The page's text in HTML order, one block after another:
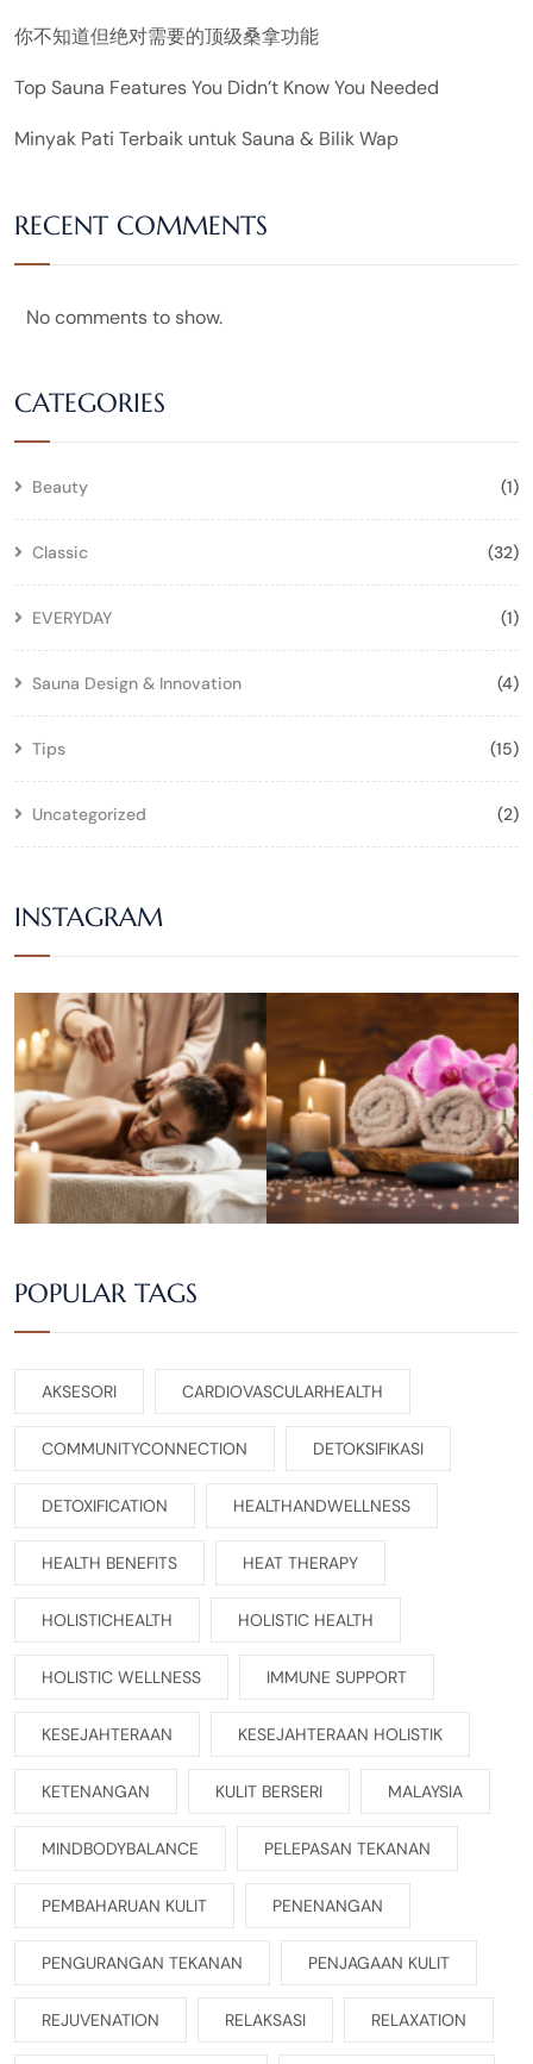
你不知道但绝对需要的顶级桑拿功能
Top Sauna Features You Didn’t Know You Needed
Minyak Pati Terbaik untuk Sauna & Bilik Wap
RECENT COMMENTS
No comments to show.
CATEGORIES
Beauty (1)
Classic (32)
EVERYDAY (1)
Sauna Design & Innovation (4)
Tips (15)
Uncategorized (2)
INSTAGRAM
POPULAR TAGS
AKSESORI CARDIOVASCULARHEALTH
COMMUNITYCONNECTION DETOKSIFIKASI
DETOXIFICATION HEALTHANDWELLNESS
HEALTH BENEFITS HEAT THERAPY
HOLISTICHEALTH HOLISTIC HEALTH
HOLISTIC WELLNESS IMMUNE SUPPORT
KESEJAHTERAAN KESEJAHTERAAN HOLISTIK
KETENANGAN KULIT BERSERI MALAYSIA
MINDBODYBALANCE PELEPASAN TEKANAN
PEMBAHARUAN KULIT PENENANGAN
PENGURANGAN TEKANAN PENJAGAAN KULIT
REJUVENATION RELAKSASI RELAXATION